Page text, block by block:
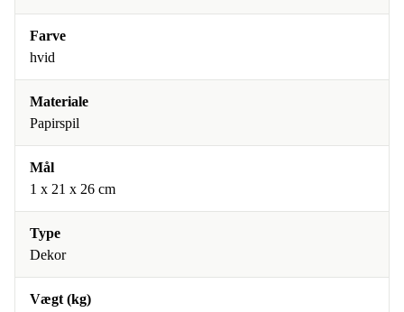
Farve
hvid
Materiale
Papirspil
Mål
1 x 21 x 26 cm
Type
Dekor
Vægt (kg)